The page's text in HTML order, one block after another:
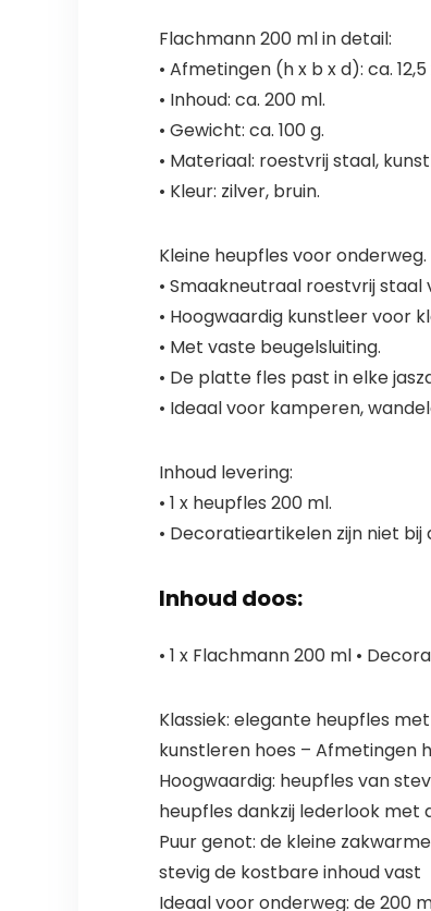
Flachmann 200 ml in detail:
• Afmetingen (h x b x d): ca. 12,5
• Inhoud: ca. 200 ml.
• Gewicht: ca. 100 g.
• Materiaal: roestvrij staal,
• Kleur: zilver, bruin.
Kleine heupfles voor onderweg.
• Smaakneutraal roestvrij staal
• Hoogwaardig kunstleer voor
• Met vaste beugelsluiting.
• De platte fles past in elke
• Ideaal voor kamperen,
Inhoud levering:
• 1 x heupfles 200 ml.
• Decoratieartikelen zijn niet
Inhoud doos:
• 1 x Flachmann 200 ml •
Klassiek: elegante heupfles
kunstleren hoes – Afmetingen h
Hoogwaardig: heupfles van
heupfles dankzij lederlook met
Puur genot: de kleine
stevig de kostbare inhoud vast
Ideaal voor onderweg: de 200